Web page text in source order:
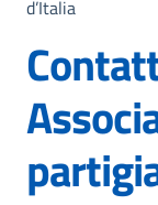
d’Italia